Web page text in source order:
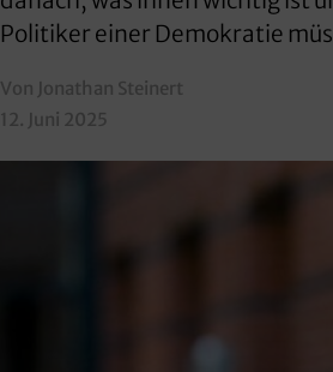
Politiker einer Demokratie
Von Jonathan Steinert
12. Juni 2025